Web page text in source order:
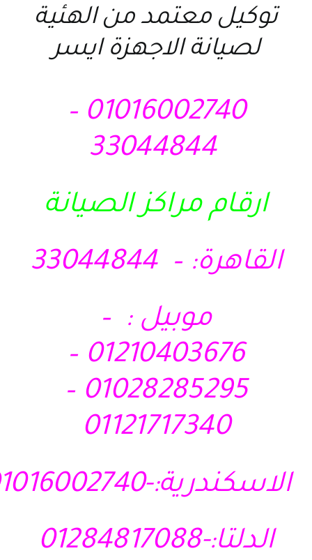
توكيل معتمد من الهئية
لصيانة الاجهزة ايسر
01016002740 –
33044844
ارقام مراكز الصيانة
القاهرة: – 33044844
موبيل : –
01210403676 –
01028285295 –
01121717340
الاسكندرية:-01016002740
الدلتا:-01284817088